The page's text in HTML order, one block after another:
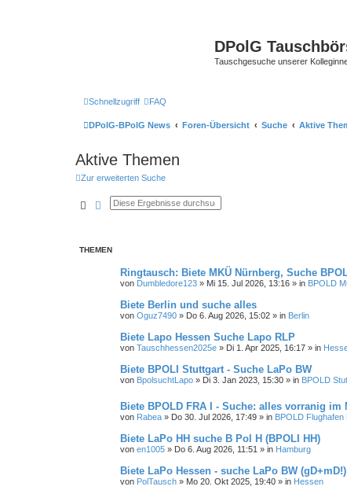
DPolG
Tauschgesuche unserer
Schnellzugriff FAQ
DPolG-BPolG News Foren-Übersicht Suche Aktive
Aktive Themen
Zur erweiterten Suche
SucheErweiterte Suche
THEMEN
Ringtausch: Biete MKÜ Nürnberg, Suche
von Dumbledore123 » Mi 15. Jul 2026, 13:16 » in BPOLD
Biete Berlin und suche alles
von Oguz7490 » Do 6. Aug 2026, 15:02 » in Berlin
Biete Lapo Hessen Suche Lapo RLP
von Tauschhessen2025e » Di 1. Apr 2025, 16:17 » in
Biete BPOLI Stuttgart - Suche LaPo BW
von BpolsuchtLapo » Di 3. Jan 2023, 15:30 » in BPOLD
Biete BPOLD FRA I - Suche: alles vorranig im
von Rabea » Do 30. Jul 2026, 17:49 » in BPOLD
Biete LaPo HH suche B Pol H (BPOLI HH)
von en1005 » Do 6. Aug 2026, 11:51 » in Hamburg
Biete LaPo Hessen - suche LaPo BW (gD+mD!)
von PolTausch » Mo 20. Okt 2025, 19:40 » in Hessen